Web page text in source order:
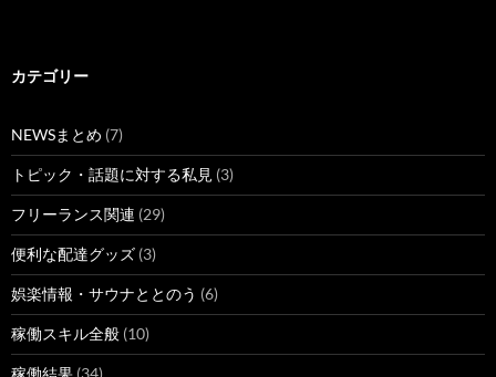
カテゴリー
NEWSまとめ (7)
トピック・話題に対する私見 (3)
フリーランス関連 (29)
便利な配達グッズ (3)
娯楽情報・サウナととのう (6)
稼働スキル全般 (10)
稼働結果 (34)